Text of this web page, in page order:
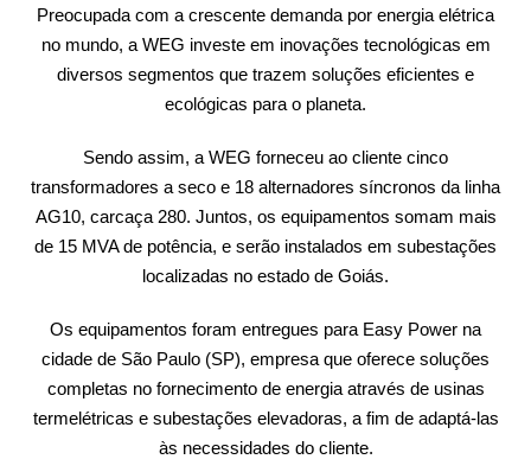
Preocupada com a crescente demanda por energia elétrica
no mundo, a WEG investe em inovações tecnológicas em
diversos segmentos que trazem soluções eficientes e
ecológicas para o planeta.
Sendo assim, a WEG forneceu ao cliente cinco
transformadores a seco e 18 alternadores síncronos da linha
AG10, carcaça 280. Juntos, os equipamentos somam mais
de 15 MVA de potência, e serão instalados em subestações
localizadas no estado de Goiás.
Os equipamentos foram entregues para Easy Power na
cidade de São Paulo (SP), empresa que oferece soluções
completas no fornecimento de energia através de usinas
termelétricas e subestações elevadoras, a fim de adaptá-las
às necessidades do cliente.